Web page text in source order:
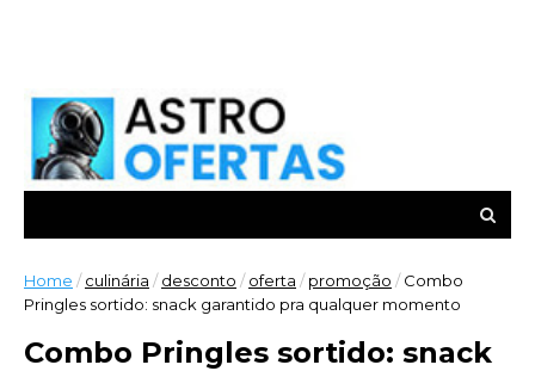
Home / culinária / desconto / oferta / promoção / Combo
Pringles sortido: snack garantido pra qualquer momento
Combo Pringles sortido: snack